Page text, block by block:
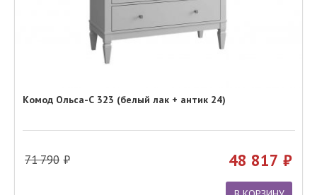
Комод Ольса-С 323 (белый лак + антик 24)
71 790 48 817